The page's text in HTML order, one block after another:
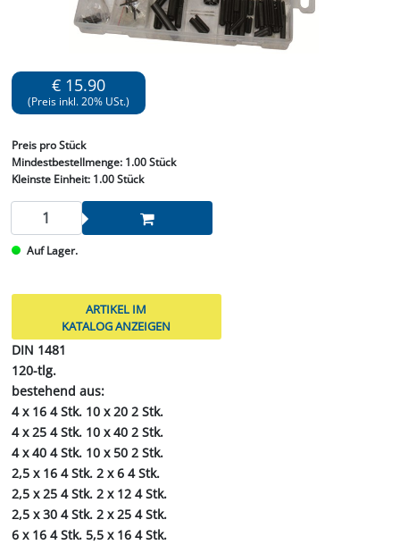
€ 15.90
(Preis inkl. 20% USt.)
Preis pro Stück
Mindestbestellmenge: 1.00 Stück
Kleinste Einheit:1.00 Stück
Auf Lager.
ARTIKEL IM
KATALOG ANZEIGEN
DIN 1481
120-tlg.
bestehend aus:
4 x 16 4 Stk. 10 x 20 2 Stk.
4 x 25 4 Stk. 10 x 40 2 Stk.
4 x 40 4 Stk. 10 x 50 2 Stk.
2,5 x 16 4 Stk. 2 x 6 4 Stk.
2,5 x 25 4 Stk. 2 x 12 4 Stk.
2,5 x 30 4 Stk. 2 x 25 4 Stk.
6 x 16 4 Stk. 5,5 x 16 4 Stk.